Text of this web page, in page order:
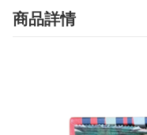
商品詳情